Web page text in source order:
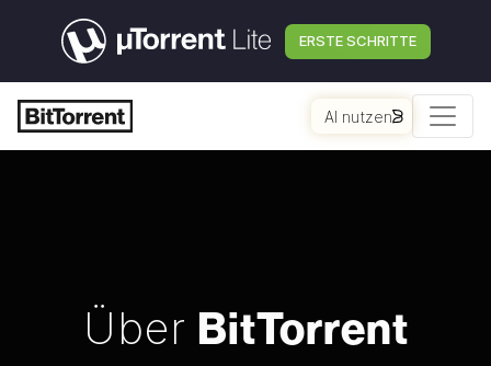
ERSTE SCHRITTE
AI nutzen
Über BitTorrent